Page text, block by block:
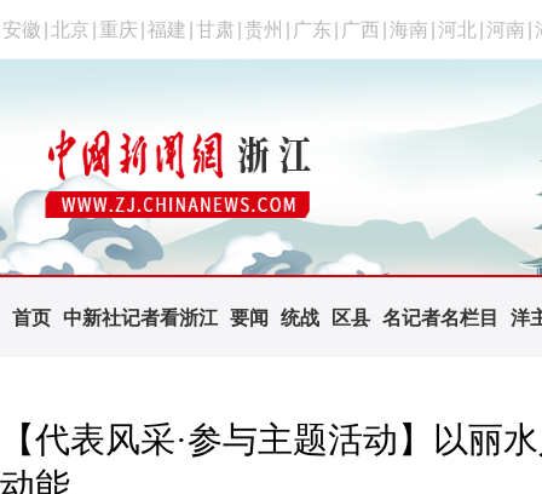
安徽 北京 重庆 福建 甘肃 贵州 广东 广西 海南 河北 河南
首页 中新社记者看浙江 要闻 统战 区县 名记者名栏目 洋
【代表风采·参与主题活动】以丽
动能